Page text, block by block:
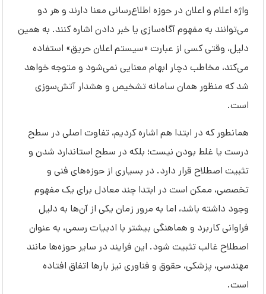
واژه اعلام و اعلان در حوزه اطلاع‌رسانی معنا دارند و هر دو
می‌توانند به مفهوم آگاه‌سازی یا خبر دادن اشاره کنند. به همین
دلیل، وقتی کسی از عبارت «سیستم اعلان حریق» استفاده
می‌کند، مخاطب دچار ابهام معنایی نمی‌شود و متوجه خواهد
شد که منظور همان سامانه تشخیص و هشدار آتش‌سوزی
است.
همانطور که در ابتدا هم اشاره کردیم، تفاوت اصلی در سطح
درست یا غلط بودن نیست؛ بلکه در سطح استاندارد شدن و
تثبیت اصطلاح قرار دارد. در بسیاری از حوزه‌های فنی و
تخصصی، ممکن است در ابتدا چند معادل برای یک مفهوم
وجود داشته باشد، اما به مرور زمان یکی از آن‌ها به دلیل
فراوانی کاربرد و هماهنگی بیشتر با ادبیات رسمی، به عنوان
اصطلاح غالب تثبیت شود. این فرایند در سایر حوزه‌ها مانند
مهندسی، پزشکی، حقوق و فناوری نیز بارها اتفاق افتاده
است.